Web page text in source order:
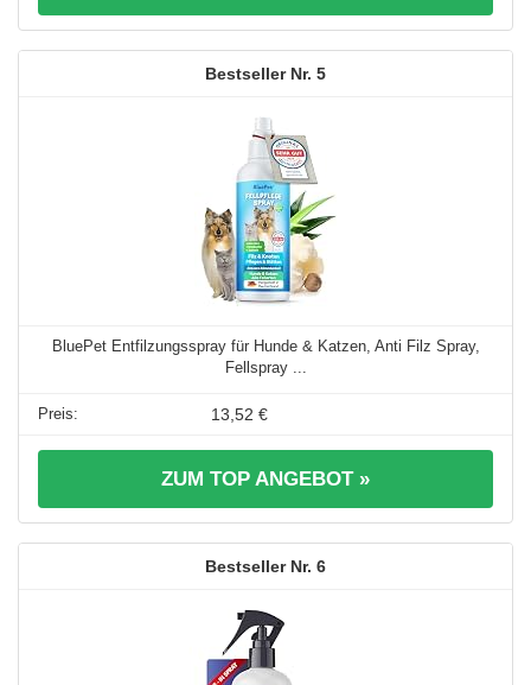
5
BluePet Entfilzungsspray für Hunde & Katzen, Anti Filz Spray,
Fellspray ...
13,52 €
ZUM TOP ANGEBOT »
6